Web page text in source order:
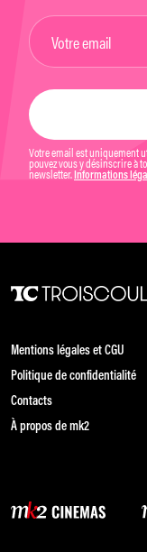
Votre email est uniquement
pouvez vous y désinscrire à
newsletter. Informations
Mentions légales et CGU
Politique de confidentialité
Contacts
À propos de mk2